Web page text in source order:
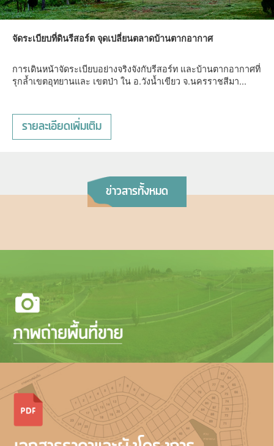
จัดระเบียบที่ดินรีสอร์ต จุดเปลี่ยนตลาดบ้านตากอากาศ
การเดินหน้าจัดระเบียบอย่างจริงจังกับรีสอร์ท และบ้านตากอากาศที่
รุกล้ำเขตอุทยานและ เขตป่า ใน อ.วังน้ำเขียว จ.นครราชสีมา...
รายละเอียดเพิ่มเติม
ข่าวสารทั้งหมด